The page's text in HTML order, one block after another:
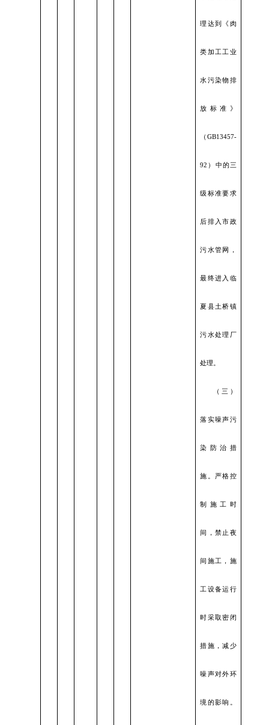
理达到《肉
类加工工业
水污染物排
放标准》
（GB13457-
92）中的三
级标准要求
后排入市政
污水管网，
最终进入临
夏县土桥镇
污水处理厂
处理。
（三）
落实噪声污
染防治措
施。严格控
制施工时
间，禁止夜
间施工，施
工设备运行
时采取密闭
措施，减少
噪声对外环
境的影响。